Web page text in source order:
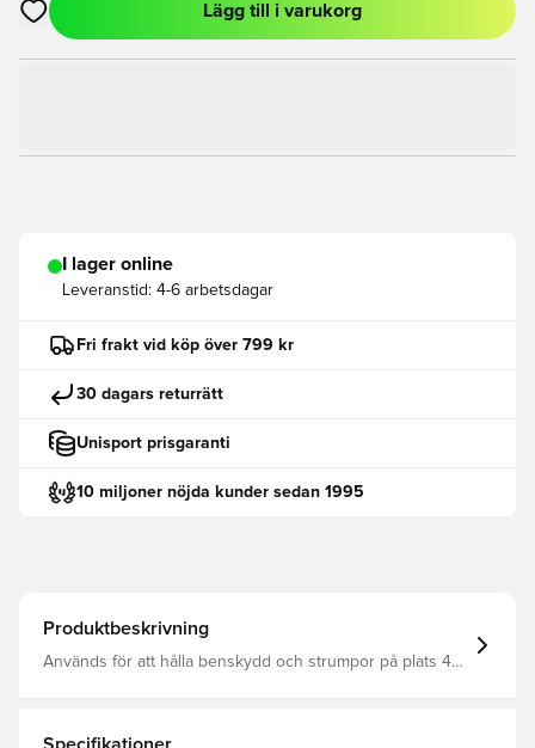
Öppnar en Modal för att logga in eller registrera dig som
Lägg till i varukorg
I lager online
Leveranstid: 4-6 arbetsdagar
Fri frakt vid köp över 799 kr
30 dagars returrätt
Unisport prisgaranti
10 miljoner nöjda kunder sedan 1995
Produktbeskrivning
Används för att hålla benskydd och strumpor på plats 4